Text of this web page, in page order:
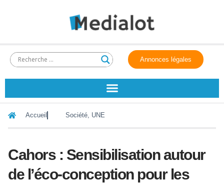
Annonces légales
Accueil Société, UNE
Cahors : Sensibilisation autour
de l’éco-conception pour les